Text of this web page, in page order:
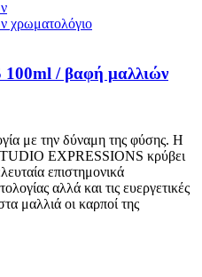
/ βαφή μαλλιών
με την δύναμη της φύσης. Η
EXPRESSIONS κρύβει
επιστημονικά
αλλά και τις ευεργετικές
μαλλιά οι καρποί της